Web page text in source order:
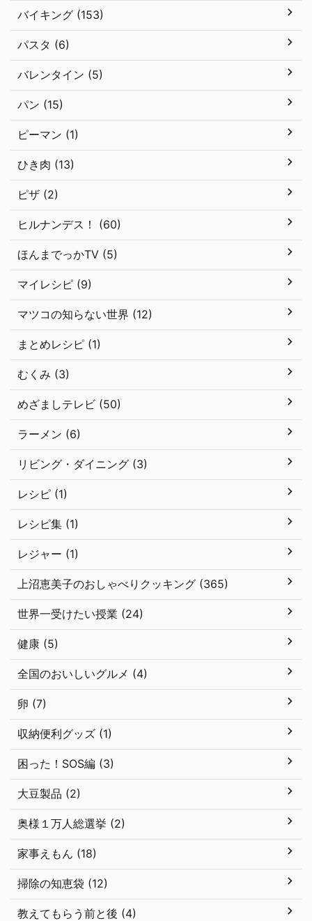
バイキング (153)
パスタ (6)
バレンタイン (5)
パン (15)
ピーマン (1)
ひき肉 (13)
ピザ (2)
ヒルナンデス！ (60)
ほんまでっかTV (5)
マイレシピ (9)
マツコの知らない世界 (12)
まとめレシピ (1)
むくみ (3)
めざましテレビ (50)
ラーメン (6)
リビング・ダイニング (3)
レシピ (1)
レシピ集 (1)
レジャー (1)
上沼恵美子のおしゃべりクッキング (365)
世界一受けたい授業 (24)
健康 (5)
全国のおいしいグルメ (4)
卵 (7)
収納便利グッズ (1)
困った！SOS編 (3)
大豆製品 (2)
奥様１万人総選挙 (2)
家事えもん (18)
掃除の知恵袋 (12)
教えてもらう前と後 (4)